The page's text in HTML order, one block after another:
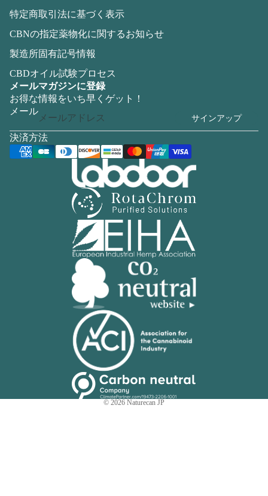
特定商取引法に基づく表示
CBNの指定薬物化に関するお知らせ
製造所固有記号情報
CBDオイル試験プロセス
メールマガジンに登録
お得な情報をいち早くゲット！
メール
サインアップ
決済方法
© 2026 Naturecan JP